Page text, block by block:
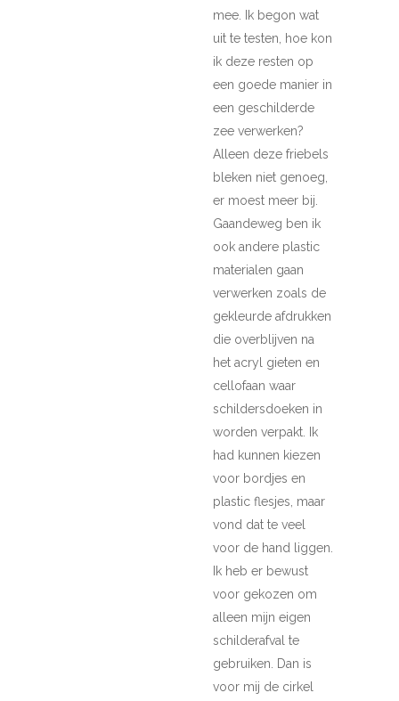
mee. Ik begon wat
uit te testen, hoe kon
ik deze resten op
een goede manier in
een geschilderde
zee verwerken?
Alleen deze friebels
bleken niet genoeg,
er moest meer bij.
Gaandeweg ben ik
ook andere plastic
materialen gaan
verwerken zoals de
gekleurde afdrukken
die overblijven na
het acryl gieten en
cellofaan waar
schildersdoeken in
worden verpakt. Ik
had kunnen kiezen
voor bordjes en
plastic flesjes, maar
vond dat te veel
voor de hand liggen.
Ik heb er bewust
voor gekozen om
alleen mijn eigen
schilderafval te
gebruiken. Dan is
voor mij de cirkel